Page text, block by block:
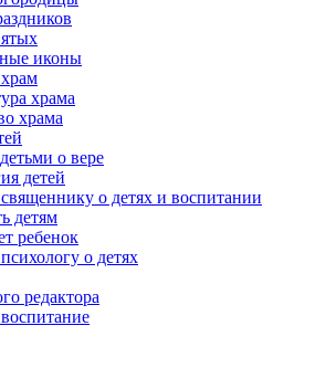
иконы
храма
храма
о вере
детей
о детях и воспитании
детям
ребенок
о детях
редактора